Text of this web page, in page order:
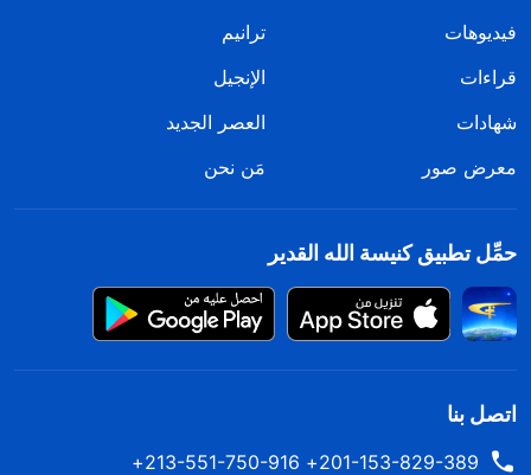
فيديوهات
ترانيم
قراءات
الإنجيل
شهادات
العصر الجديد
معرض صور
مَن نحن
حمِّل تطبيق كنيسة الله القدير
اتصل بنا
201-153-829-389+ 213-551-750-916+